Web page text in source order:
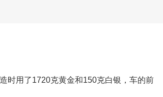
时用了1720克黄金和150克白银，车的前